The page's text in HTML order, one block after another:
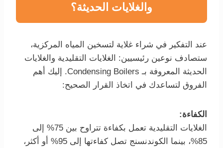
والغلايات الحديثة؟
عند التفكير في شراء غلاية لتسخين المياه المركزية،
ستصادف نوعين رئيسيين: الغلايات التقليدية والغلايات
الحديثة المعروفة بـ Condensing Boilers. إليك أهم
الفروق لتساعدك في اتخاذ القرار الصحيح:
الكفاءة:
الغلايات التقليدية تعمل بكفاءة تتراوح بين 75% إلى
85%، بينما الكوندنسنج تصل كفاءتها إلى 95% أو أكثر،